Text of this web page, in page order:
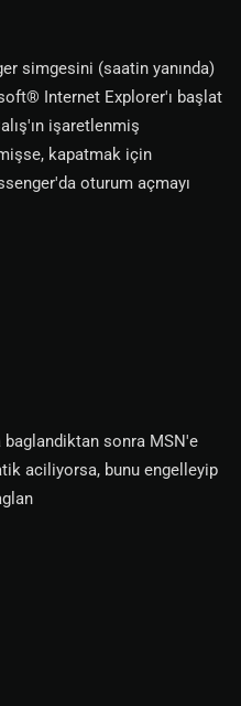
simgesini (saatin yanında)
Internet Explorer'ı başlat
işaretlenmiş
kapatmak için
oturum açmayı
sonra MSN'e
aciliyorsa, bunu engelleyip